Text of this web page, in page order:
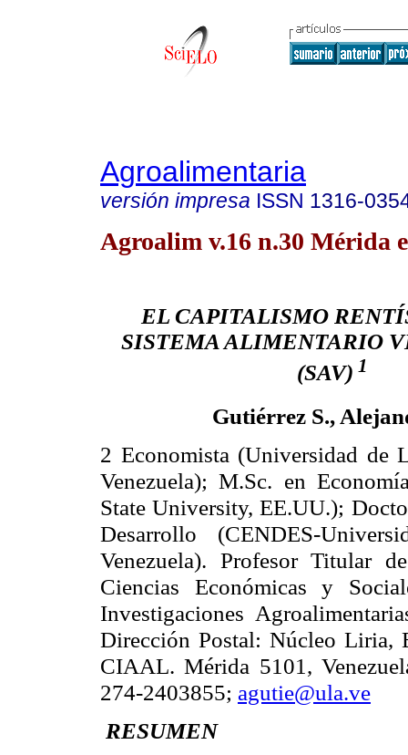
Agroalimentaria
versión impresa ISSN 1316-
Agroalim v.16 n.30 Mérida
EL CAPITALISMO
SISTEMA ALIMENTARIO
(SAV) 1
Gutiérrez S.,
2 Economista (Universidad de
Venezuela);M.Sc. en
StateUniversity, EE.UU.);
Desarrollo (CENDES-
Venezuela). Profesor Titular
Ciencias Económicas y
Investigaciones
Dirección Postal: Núcleo Liria,
CIAAL. Mérida 5101,
274-2403855; agutie@ula.ve
RESUMEN